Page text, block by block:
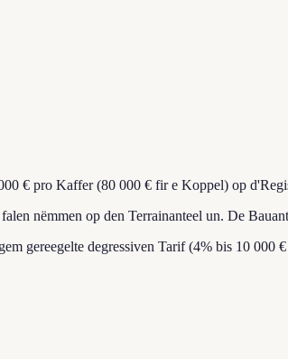
€ pro Kaffer (80 000 € fir e Koppel) op
nëmmen op den Terrainanteel un. De
gereegelte degressiven Tarif (4% bis 10 000